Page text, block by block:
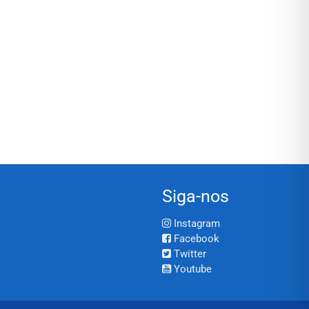
Siga-nos
Instagram
Facebook
Twitter
Youtube